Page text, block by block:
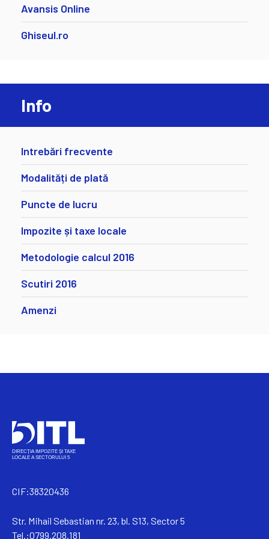
Avansis Online
Ghiseul.ro
Info
Intrebări frecvente
Modalități de plată
Puncte de lucru
Impozite și taxe locale
Metodologie calcul 2016
Scutiri 2016
Amenzi
CIF:38320436
Str. Mihail Sebastian nr. 23, bl. S13, Sector 5
Tel.:0799.208.181